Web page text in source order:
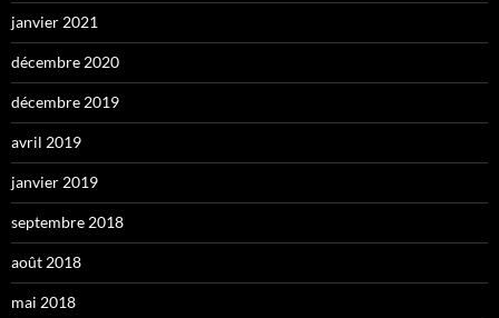
janvier 2021
décembre 2020
décembre 2019
avril 2019
janvier 2019
septembre 2018
août 2018
mai 2018